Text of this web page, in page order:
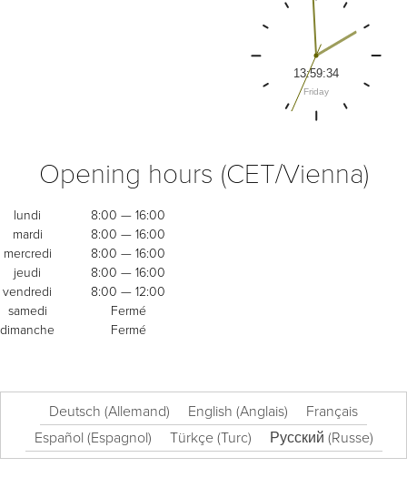
Opening hours (CET/Vienna)
lundi
8:00 — 16:00
mardi
8:00 — 16:00
mercredi
8:00 — 16:00
jeudi
8:00 — 16:00
vendredi
8:00 — 12:00
samedi
Fermé
dimanche
Fermé
Deutsch (Allemand) English (Anglais)
Français
Español (Espagnol) Türkçe(Turc) Русский (Russe)